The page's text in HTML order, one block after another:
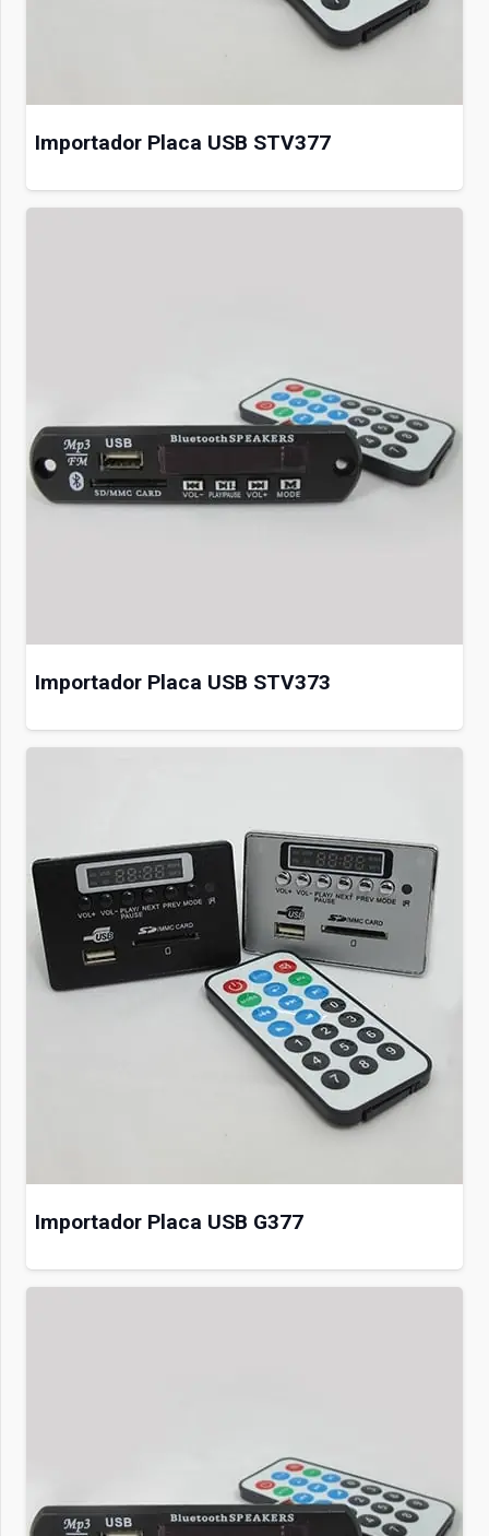
Importador Placa USB STV377
Importador Placa USB STV373
Importador Placa USB G377